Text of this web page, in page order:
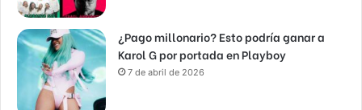
¿Pago millonario? Esto podría ganar a
Karol G por portada en Playboy
7 de abril de 2026